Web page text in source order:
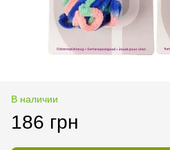
В наличии
186 грн